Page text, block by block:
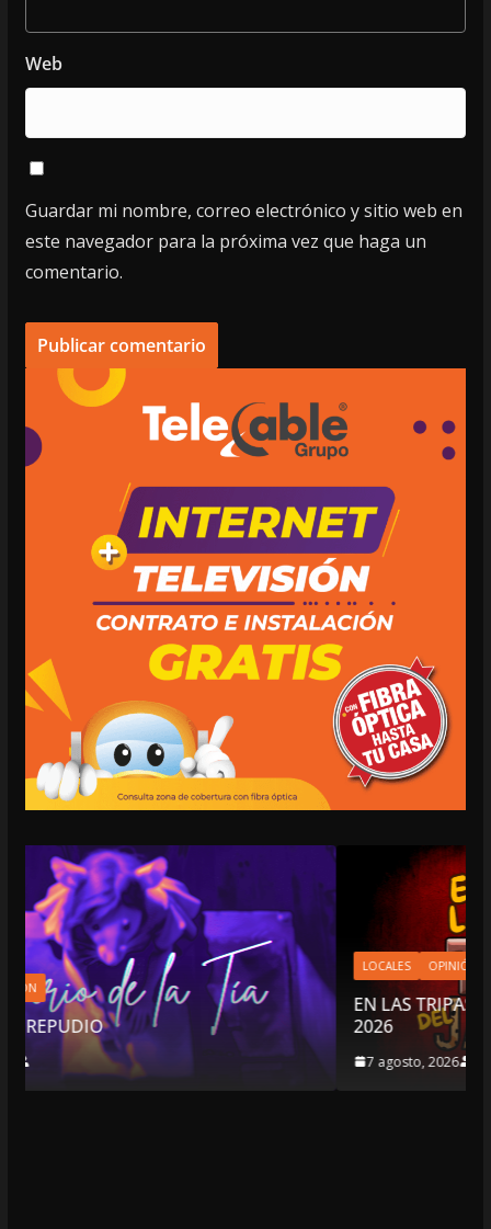
Web
Guardar mi nombre, correo electrónico y sitio web en
este navegador para la próxima vez que haga un
comentario.
LOCALES OPINIÓN
EN LAS TRIPAS DEL JAGUAR: 07 DE AGOSTO DE
2026
7 agosto, 2026